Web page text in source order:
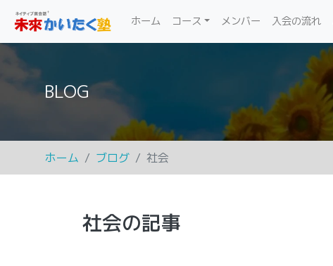
ホーム(current)
コース メンバー 入会の流れ
BLOG
ホーム ブログ 社会
社会の記事